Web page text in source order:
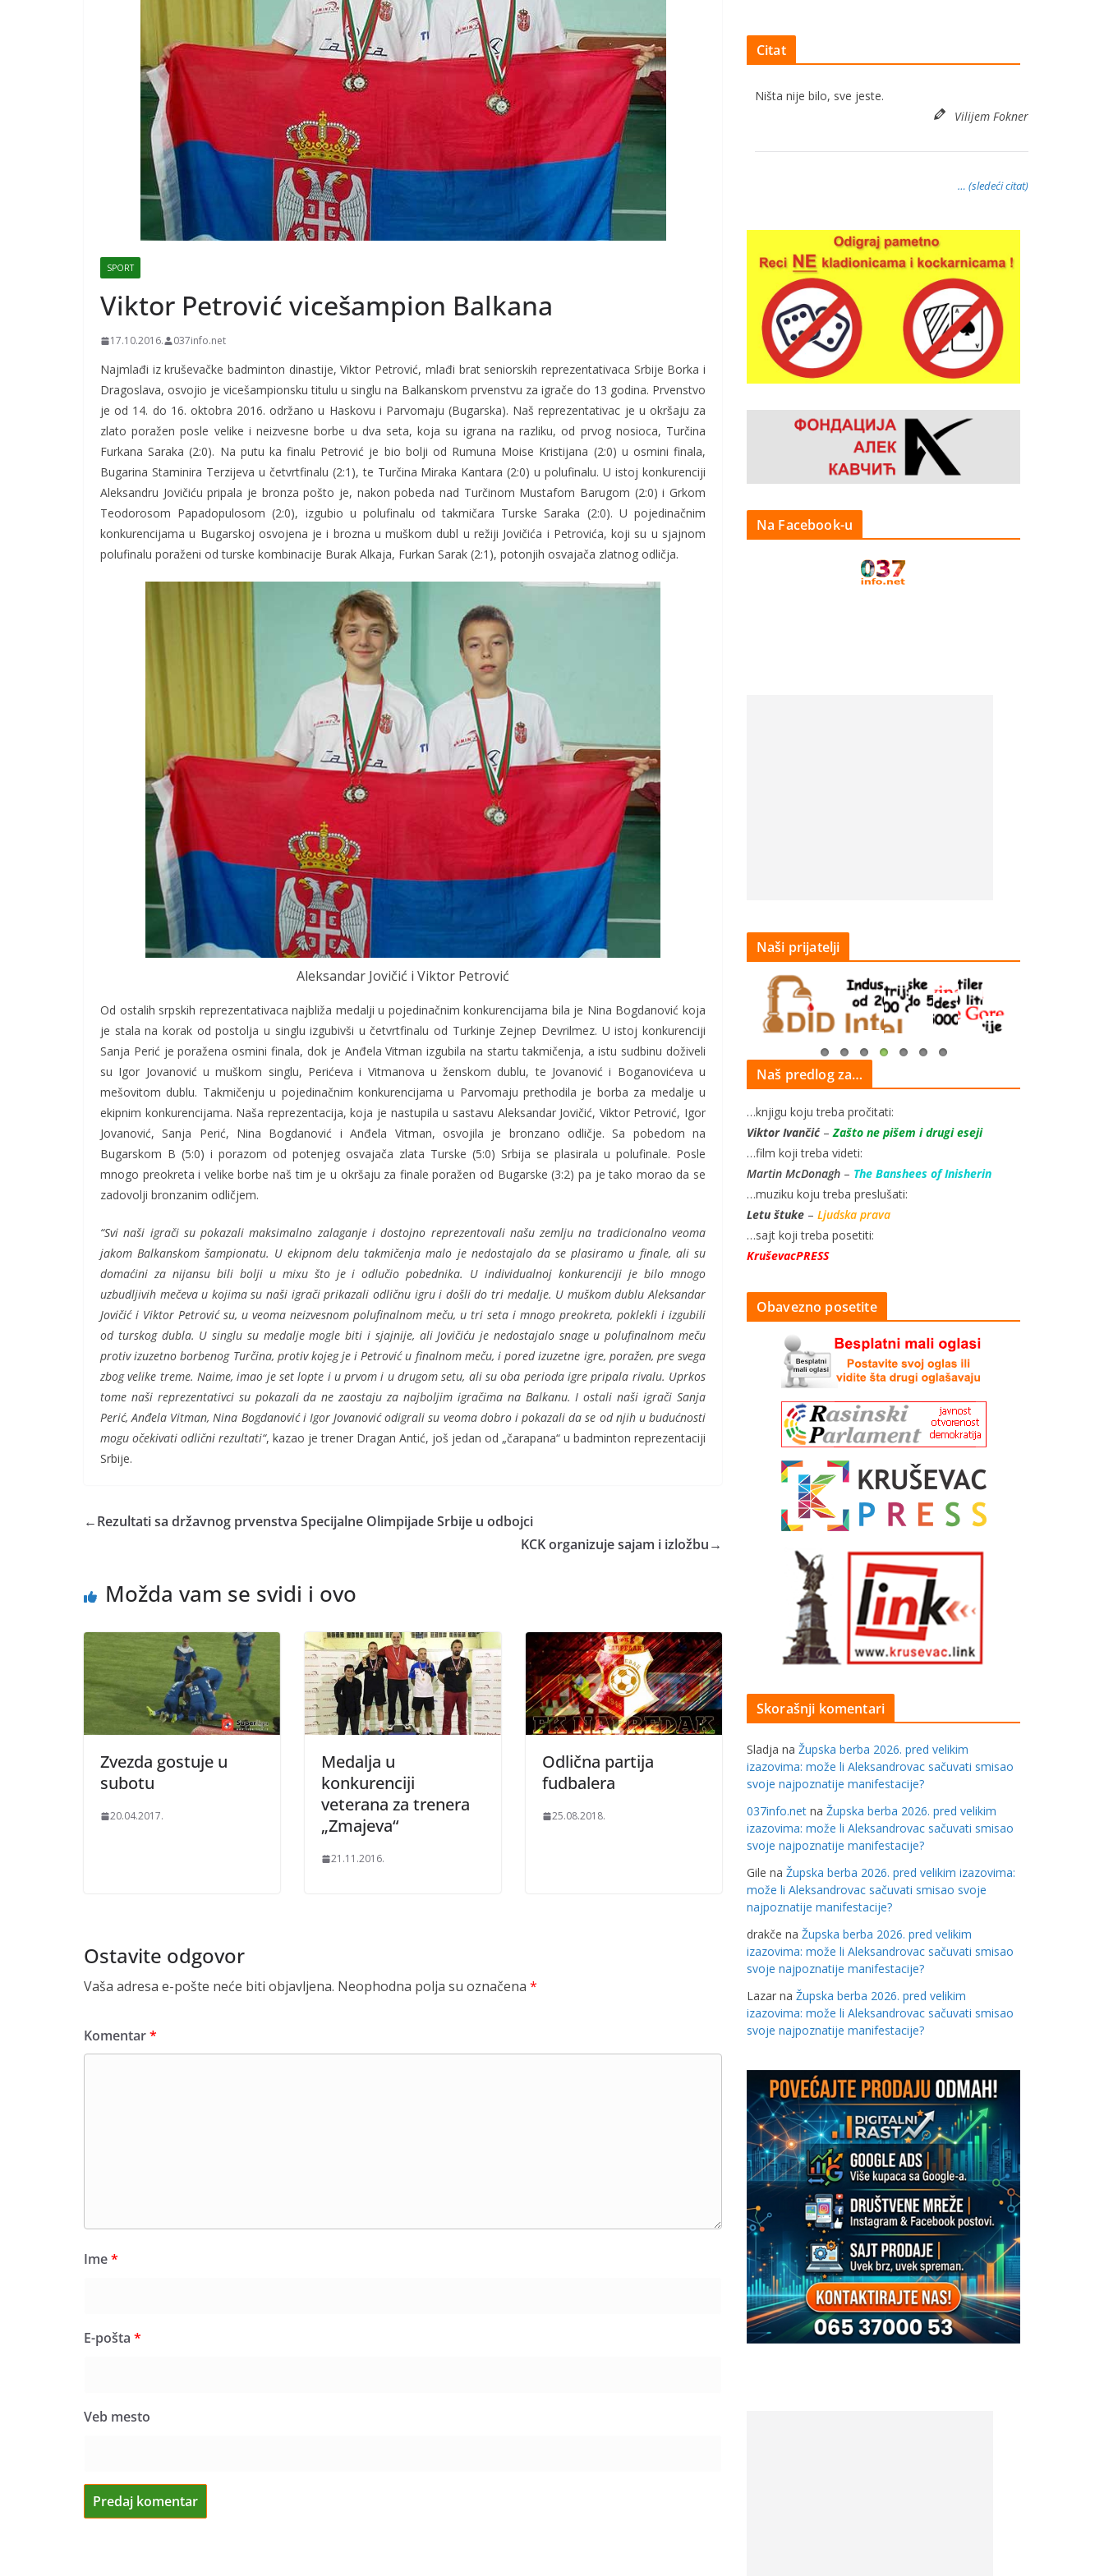
SPORT
Viktor Petrović vicešampion Balkana
17.10.2016. 037info.net
Najmlađi iz kruševačke badminton dinastije, Viktor Petrović, mlađi brat seniorskih reprezentativaca Srbije Borka i
Dragoslava, osvojio je vicešampionsku titulu u singlu na Balkanskom prvenstvu za igrače do 13 godina. Prvenstvo
je od 14. do 16. oktobra 2016. održano u Haskovu i Parvomaju (Bugarska). Naš reprezentativac je u okršaju za
zlato poražen posle velike i neizvesne borbe u dva seta, koja su igrana na razliku, od prvog nosioca, Turčina
Furkana Saraka (2:0). Na putu ka finalu Petrović je bio bolji od Rumuna Moise Kristijana (2:0) u osmini finala,
Bugarina Staminira Terzijeva u četvrtfinalu (2:1), te Turčina Miraka Kantara (2:0) u polufinalu. U istoj konkurenciji
Aleksandru Jovičiću pripala je bronza pošto je, nakon pobeda nad Turčinom Mustafom Barugom (2:0) i Grkom
Teodorosom Papadopulosom (2:0), izgubio u polufinalu od takmičara Turske Saraka (2:0). U pojedinačnim
konkurencijama u Bugarskoj osvojena je i brozna u muškom dubl u režiji Jovičića i Petrovića, koji su u sjajnom
polufinalu poraženi od turske kombinacije Burak Alkaja, Furkan Sarak (2:1), potonjih osvajača zlatnog odličja.
Aleksandar Jovičić i Viktor Petrović
Od ostalih srpskih reprezentativaca najbliža medalji u pojedinačnim konkurencijama bila je Nina Bogdanović koja
je stala na korak od postolja u singlu izgubivši u četvrtfinalu od Turkinje Zejnep Devrilmez. U istoj konkurenciji
Sanja Perić je poražena osmini finala, dok je Anđela Vitman izgubila na startu takmičenja, a istu sudbinu doživeli
su Igor Jovanović u muškom singlu, Perićeva i Vitmanova u ženskom dublu, te Jovanović i Boganovićeva u
mešovitom dublu. Takmičenju u pojedinačnim konkurencijama u Parvomaju prethodila je borba za medalje u
ekipnim konkurencijama. Naša reprezentacija, koja je nastupila u sastavu Aleksandar Jovičić, Viktor Petrović, Igor
Jovanović, Sanja Perić, Nina Bogdanović i Anđela Vitman, osvojila je bronzano odličje. Sa pobedom na
Bugarskom B (5:0) i porazom od potenjeg osvajača zlata Turske (5:0) Srbija se plasirala u polufinale. Posle
mnogo preokreta i velike borbe naš tim je u okršaju za finale poražen od Bugarske (3:2) pa je tako morao da se
zadovolji bronzanim odličjem.
“Svi naši igrači su pokazali maksimalno zalaganje i dostojno reprezentovali našu zemlju na tradicionalno veoma
jakom Balkanskom šampionatu. U ekipnom delu takmičenja malo je nedostajalo da se plasiramo u finale, ali su
domaćini za nijansu bili bolji u mixu što je i odlučio pobednika. U individualnoj konkurenciji je bilo mnogo
uzbudljivih mečeva u kojima su naši igrači prikazali odličnu igru i došli do tri medalje. U muškom dublu Aleksandar
Jovičić i Viktor Petrović su, u veoma neizvesnom polufinalnom meču, u tri seta i mnogo preokreta, poklekli i izgubili
od turskog dubla. U singlu su medalje mogle biti i sjajnije, ali Jovičiću je nedostajalo snage u polufinalnom meču
protiv izuzetno borbenog Turčina, protiv kojeg je i Petrović u finalnom meču, i pored izuzetne igre, poražen, pre svega
zbog velike treme. Naime, imao je set lopte i u prvom i u drugom setu, ali su oba perioda igre pripala rivalu. Uprkos
tome naši reprezentativci su pokazali da ne zaostaju za najboljim igračima na Balkanu. I ostali naši igrači Sanja
Perić, Anđela Vitman, Nina Bogdanović i Igor Jovanović odigrali su veoma dobro i pokazali da se od njih u budućnosti
mogu očekivati odlični rezultati“, kazao je trener Dragan Antić, još jedan od „čarapana“ u badminton reprezentaciji
Srbije.
←Rezultati sa državnog prvenstva Specijalne Olimpijade Srbije u odbojci
KCK organizuje sajam i izložbu→
Možda vam se svidi i ovo
Zvezda gostuje u
subotu
20.04.2017.
Medalja u
konkurenciji
veterana za trenera
„Zmajeva“
21.11.2016.
Odlična partija
fudbalera
25.08.2018.
Ostavite odgovor
Vaša adresa e-pošte neće biti objavljena. Neophodna polja su označena *
Komentar*
Ime*
E-pošta *
Veb mesto
Citat
Ništa nije bilo, sve jeste.
Vilijem Fokner
… (sledeći citat)
Na Facebook-u
Naši prijatelji
Naš predlog za…
…knjigu koju treba pročitati:
Viktor Ivančić– Zašto ne pišem i drugi eseji
…film koji treba videti:
Martin McDonagh – The Banshees of Inisherin
…muziku koju treba preslušati:
Letu štuke – Ljudska prava
…sajt koji treba posetiti:
KruševacPRESS
Obavezno posetite
Skorašnji komentari
Sladja na Župska berba 2026. pred velikim
izazovima: može li Aleksandrovac sačuvati smisao
svoje najpoznatije manifestacije?
037info.net na Župska berba 2026. pred velikim
izazovima: može li Aleksandrovac sačuvati smisao
svoje najpoznatije manifestacije?
Gile na Župska berba 2026. pred velikim izazovima:
može li Aleksandrovac sačuvati smisao svoje
najpoznatije manifestacije?
drakče na Župska berba 2026. pred velikim
izazovima: može li Aleksandrovac sačuvati smisao
svoje najpoznatije manifestacije?
Lazar na Župska berba 2026. pred velikim
izazovima: može li Aleksandrovac sačuvati smisao
svoje najpoznatije manifestacije?